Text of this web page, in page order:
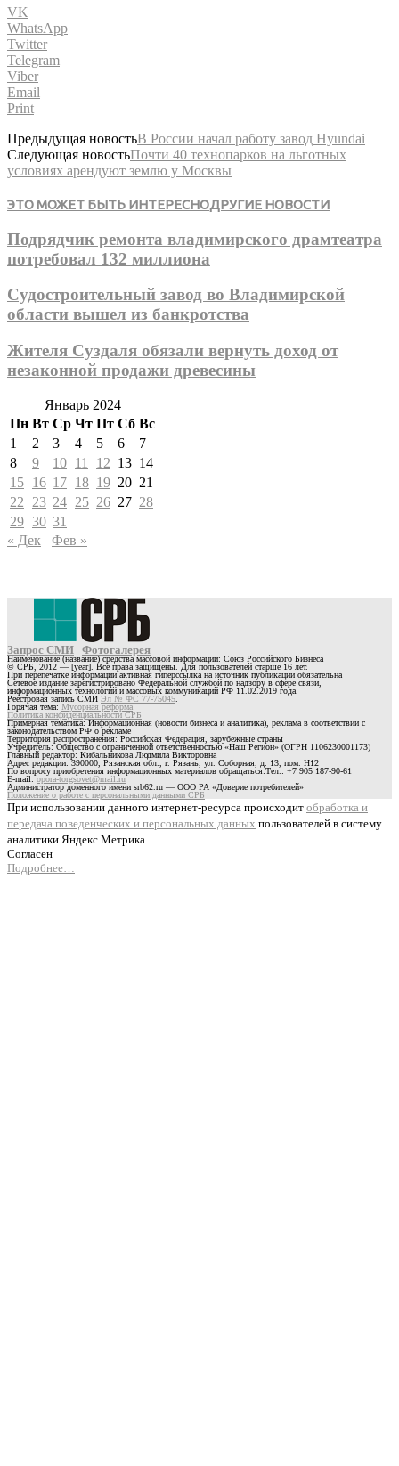
VK
WhatsApp
Twitter
Telegram
Viber
Email
Print
Предыдущая новостьВ России начал работу завод Hyundai
Следующая новостьПочти 40 технопарков на льготных
условиях арендуют землю у Москвы
ЭТО МОЖЕТ БЫТЬ ИНТЕРЕСНОДРУГИЕ НОВОСТИ
Подрядчик ремонта владимирского драмтеатра
потребовал 132 миллиона
Судостроительный завод во Владимирской
области вышел из банкротства
Жителя Суздаля обязали вернуть доход от
незаконной продажи древесины
Январь 2024
Пн Вт Ср Чт Пт Сб Вс
1
2 3 4 5 6
7
8
9 10 11 12 13 14
15 16 17 18 19 20 21
22
23 24 25 26 27 28
29 30 31
« Дек
Фев »
Запрос СМИ Фотогалерея
Наименование (название) средства массовой информации: Союз Российского Бизнеса
© СРБ, 2012 — [year]. Все права защищены. Для пользователей старше 16 лет.
При перепечатке информации активная гиперссылка на источник публикации обязательна
Сетевое издание зарегистрировано Федеральной службой по надзору в сфере связи,
информационных технологий и массовых коммуникаций РФ 11.02.2019 года.
Реестровая запись СМИ Эл № ФС 77-75045
Горячая тема: Мусорная реформа
Политика конфиденциальности СРБ
Примерная тематика: Информационная (новости бизнеса и аналитика), реклама в соответствии с
законодательством РФ о рекламе
Территория распространения: Российская Федерация, зарубежные страны
Учредитель: Общество с ограниченной ответственностью «Наш Регион» (ОГРН 1106230001173)
Главный редактор: Кибальникова Людмила Викторовна
Адрес редакции: 390000, Рязанская обл., г. Рязань, ул. Соборная, д. 13, пом. Н12
По вопросу приобретения информационных материалов обращаться:Тел.: +7 905 187-90-61
E-mail:opora-torgsovet@mail.ru
Администратор доменного имени srb62.ru — ООО РА «Доверие потребителей»
Положение о работе с персональными данными СРБ
При использовании данного интернет-ресурса происходит обработка и
передача поведенческих и персональных данных пользователей в систему
аналитики Яндекс.Метрика
Согласен
Подробнее…